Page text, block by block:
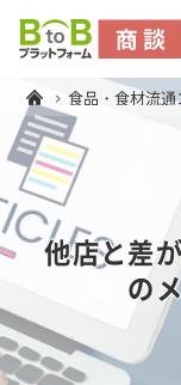
食品・食材流通
他店と差
の